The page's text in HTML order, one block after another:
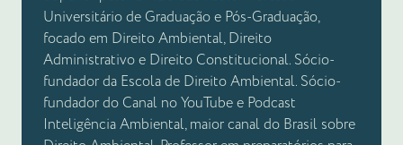
Universitário de Graduação e Pós-Graduação,
focado em Direito Ambiental, Direito
Administrativo e Direito Constitucional. Sócio-
fundador da Escola de Direito Ambiental. Sócio-
fundador do Canal no YouTube e Podcast
Inteligência Ambiental, maior canal do Brasil sobre